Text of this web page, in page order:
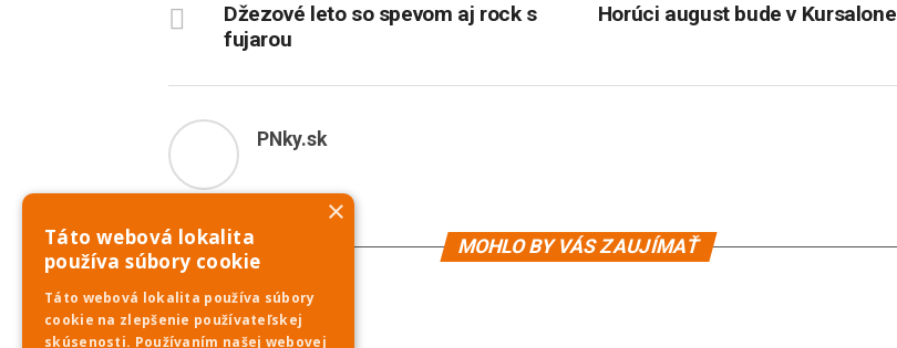
Horúci august bude v Kursalone
Džezové leto so spevom aj rock s
fujarou
PNky.sk
MOHLO BY VÁS ZAUJÍMAŤ
×
Táto webová lokalita
používa súbory cookie
Táto webová lokalita používa súbory
cookie na zlepšenie používateľskej
skúsenosti. Používaním našej webovej